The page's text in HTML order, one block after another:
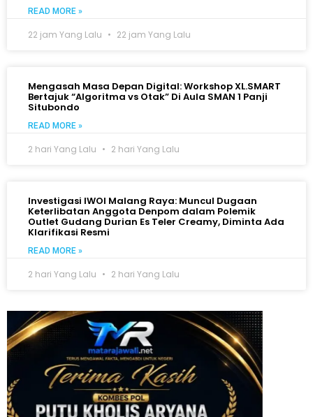
READ MORE »
22 jam Yang Lalu 22 jam Yang Lalu
Mengasah Masa Depan Digital: Workshop XL.SMART
Bertajuk “Algoritma vs Otak” Di Aula SMAN 1 Panji
Situbondo
READ MORE »
2 hari Yang Lalu 2 hari Yang Lalu
Investigasi IWOI Malang Raya: Muncul Dugaan
Keterlibatan Anggota Denpom dalam Polemik
Outlet Gudang Durian Es Teler Creamy, Diminta Ada
Klarifikasi Resmi
READ MORE »
2 hari Yang Lalu 2 hari Yang Lalu